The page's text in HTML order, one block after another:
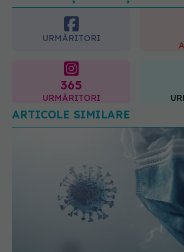
365
ARTICOLE SIMILARE
COVID-19, evoluție neașteptată